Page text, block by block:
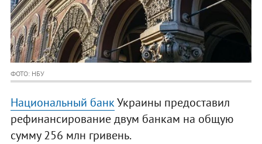
ФОТО: НБУ
Национальный банкУкраины предоставил
рефинансирование двум банкам на общую
сумму 256 млн гривень.